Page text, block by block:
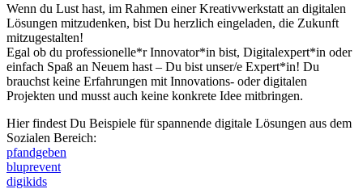
Wenn du Lust hast, im Rahmen einer Kreativwerkstatt an digitalen
Lösungen mitzudenken, bist Du herzlich eingeladen, die Zukunft
mitzugestalten!
Egal ob du professionelle*r Innovator*in bist, Digitalexpert*in oder
einfach Spaß an Neuem hast – Du bist unser/e Expert*in! Du
brauchst keine Erfahrungen mit Innovations- oder digitalen
Projekten und musst auch keine konkrete Idee mitbringen.
Hier findest Du Beispiele für spannende digitale Lösungen aus dem
Sozialen Bereich:
pfandgeben
bluprevent
digikids